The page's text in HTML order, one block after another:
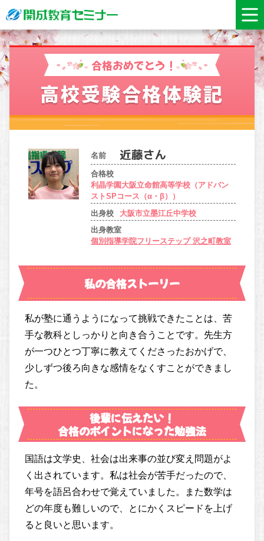
合格おめでとう！
高校受験合格体験記
名前
合格校
利晶学園大阪立命館高等学校（アドバン
ストSPコース（α・β））
出身校
大阪市立墨江丘中学校
出身教室
個別指導学院フリーステップ 沢之町教室
私の合格ストーリー
私が塾に通うようになって挑戦できたことは、苦
手な教科としっかりと向き合うことです。先生方
が一つひとつ丁寧に教えてくださったおかげで、
少しずつ後ろ向きな感情をなくすことができまし
た。
後輩に伝えたい！
合格のポイントになった勉強法
国語は文学史、社会は出来事の並び変え問題がよ
く出されています。私は社会が苦手だったので、
年号を語呂合わせで覚えていました。また数学は
どの年度も難しいので、とにかくスピードを上げ
ると良いと思います。